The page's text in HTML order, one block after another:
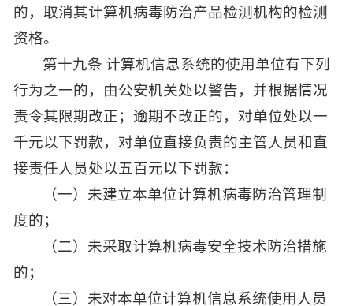
的，取消其计算机病毒防治产品检测机构的检测
资格。
第十九条 计算机信息系统的使用单位有下列
行为之一的，由公安机关处以警告，并根据情况
责令其限期改正；逾期不改正的，对单位处以一
千元以下罚款，对单位直接负责的主管人员和直
接责任人员处以五百元以下罚款：
（一）未建立本单位计算机病毒防治管理制
度的；
（二）未采取计算机病毒安全技术防治措施
的；
（三）未对本单位计算机信息系统使用人员